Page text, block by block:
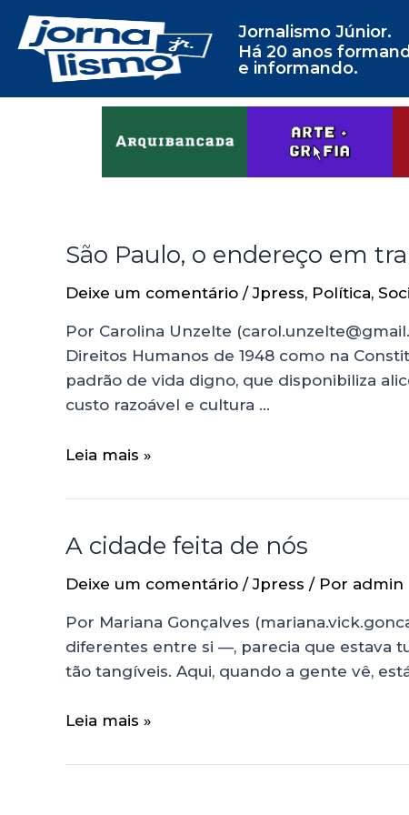
Jornalismo Júnior.
Há 20 anos
e informando.
São Paulo, o endereço em
Deixe um comentário /Jpress, Política,
Por Carolina Unzelte
Direitos Humanos de 1948 como na
padrão de vida digno, que disponibiliza
custo razoável e cultura …
Leia mais »
A cidade feita de nós
Deixe um comentário /Jpress / Por admin
Por Mariana Gonçalves
diferentes entre si —, parecia que estava
tão tangíveis. Aqui, quando a gente vê,
Leia mais »